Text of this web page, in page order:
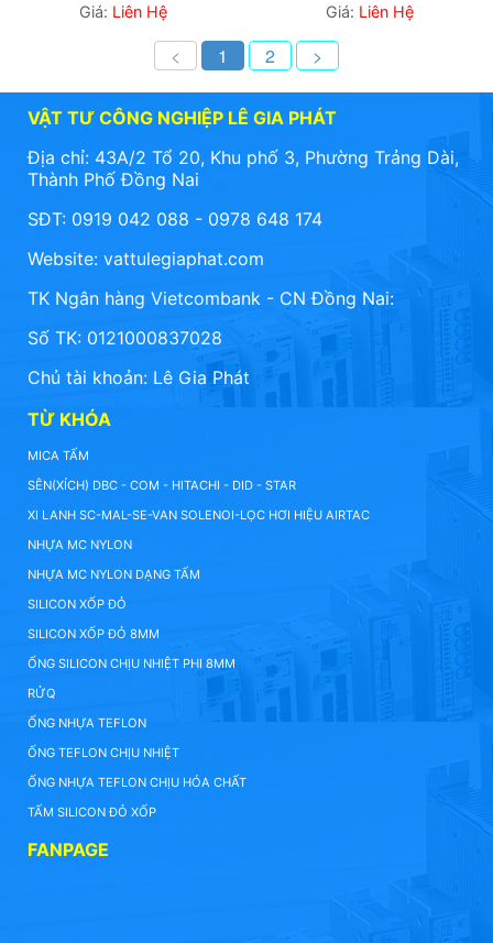
Giá: Liên Hệ Giá: Liên Hệ
< 1 2 >
VẬT TƯ CÔNG NGHIỆP LÊ GIA PHÁT
Địa chỉ: 43A/2 Tổ 20, Khu phố 3, Phường Trảng Dài,
Thành Phố Đồng Nai
SĐT: 0919 042 088 - 0978 648 174
Website: vattulegiaphat.com
TK Ngân hàng Vietcombank - CN Đồng Nai:
Số TK: 0121000837028
Chủ tài khoản: Lê Gia Phát
TỪ KHÓA
MICA TẤM
SÊN(XÍCH) DBC - COM - HITACHI - DID - STAR
XI LANH SC-MAL-SE-VAN SOLENOI-LỌC HƠI HIỆU AIRTAC
NHỰA MC NYLON
NHỰA MC NYLON DẠNG TẤM
SILICON XỐP ĐỎ
SILICON XỐP ĐỎ 8MM
ỐNG SILICON CHỊU NHIỆT PHI 8MM
RỬQ
ỐNG NHỰA TEFLON
ỐNG TEFLON CHỊU NHIỆT
ỐNG NHỰA TEFLON CHỊU HÓA CHẤT
TẤM SILICON ĐỎ XỐP
FANPAGE